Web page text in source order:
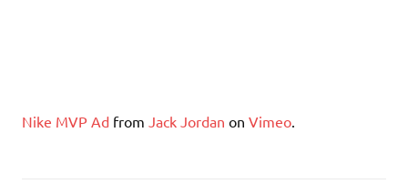
Nike MVP Ad from Jack Jordan on Vimeo.